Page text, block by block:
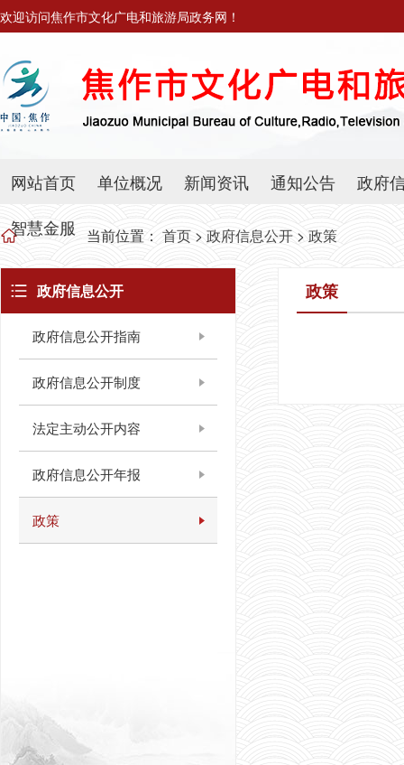
欢迎访问焦作市文化广电和旅游局政务网！
网站首页 单位概况 新闻资讯 通知公告
政府
智慧金服
当前位置： 首页> 政府信息公开 >政策
政府信息公开
政府信息公开指南
政府信息公开制度
法定主动公开内容
政府信息公开年报
政策
政策